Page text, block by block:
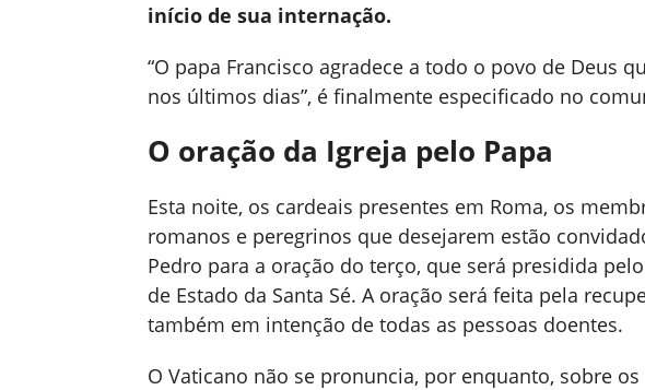
início de sua internação.
“O papa Francisco agradece a todo o povo de Deus
nos últimos dias”, é finalmente especificado no
O oração da Igreja pelo Papa
Esta noite, os cardeais presentes em Roma, os
romanos e peregrinos que desejarem estão
Pedro para a oração do terço, que será presidida
de Estado da Santa Sé. A oração será feita pela
também em intenção de todas as pessoas doentes.
O Vaticano não se pronuncia, por enquanto, sobre